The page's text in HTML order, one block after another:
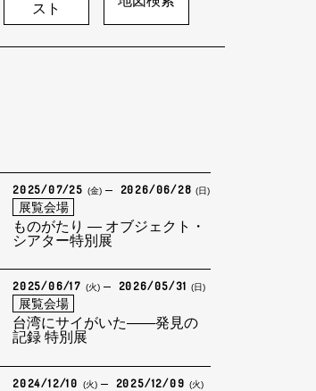
スト
2025/07/25 (金) 2026/06/28(日)
展覧会場
ものがたり — オブジェクト・
シアター特別展
2025/06/17 (火) 2026/05/31(日)
展覧会場
台湾にサイがいた――発見の
記録 特別展
2024/12/10 (火) 2025/12/09(火)